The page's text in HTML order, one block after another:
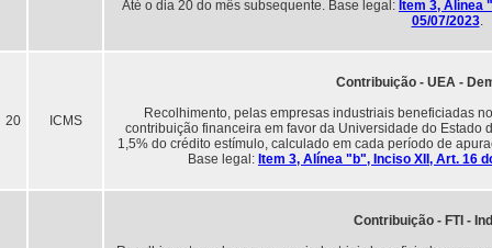
Até o dia 20 do mês subsequente. Base legal: Item 3, Alínea
05/07/2023.
20 ICMS
Contribuição - UEA -
Recolhimento, pelas empresas industriais beneficiadas
contribuição financeira em favor da Universidade do Estado
1,5% do crédito estímulo, calculado em cada período de
Base legal: Item 3, Alínea "b", Inciso XII, Art. 16
Contribuição - FTI -